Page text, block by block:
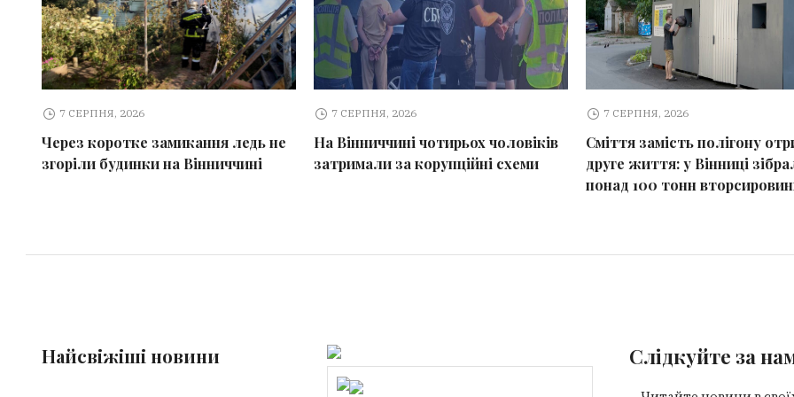
7 СЕРПНЯ, 2026
Через коротке замикання ледь не
згоріли будинки на Вінниччині
7 СЕРПНЯ, 2026
На Вінниччині чотирьох чоловіків
затримали за корупційні схеми
7 СЕРПНЯ, 2026
Сміття замість полігону
друге життя: у Вінниці
понад 100 тонн
Найсвіжіші новини Слідкуйте за